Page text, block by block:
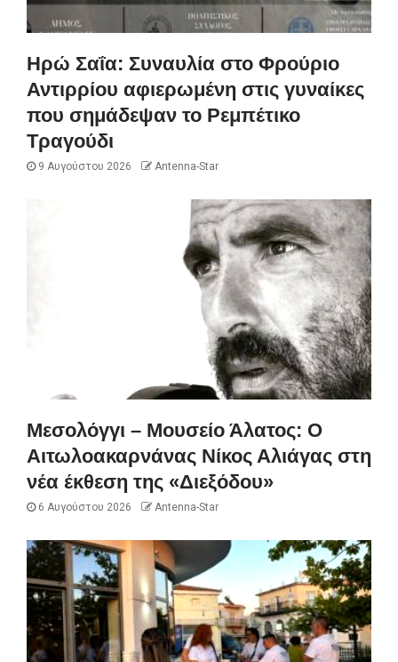
Ηρώ Σαΐα: Συναυλία στο Φρούριο
Αντιρρίου αφιερωμένη στις γυναίκες
που σημάδεψαν το Ρεμπέτικο
Τραγούδι
9 Αυγούστου 2026 Antenna-Star
Μεσολόγγι – Μουσείο Άλατος: Ο
Αιτωλοακαρνάνας Νίκος Αλιάγας στη
νέα έκθεση της «Διεξόδου»
6 Αυγούστου 2026 Antenna-Star